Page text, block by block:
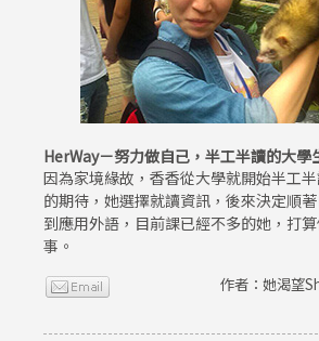
HerWay－努力做自己，半工半讀的大學
因為家境緣故，香香從大學就開始半工
的期待，她選擇就讀資訊，後來決定順
到應用外語，目前課已經不多的她，打
事。
作者：她渴望